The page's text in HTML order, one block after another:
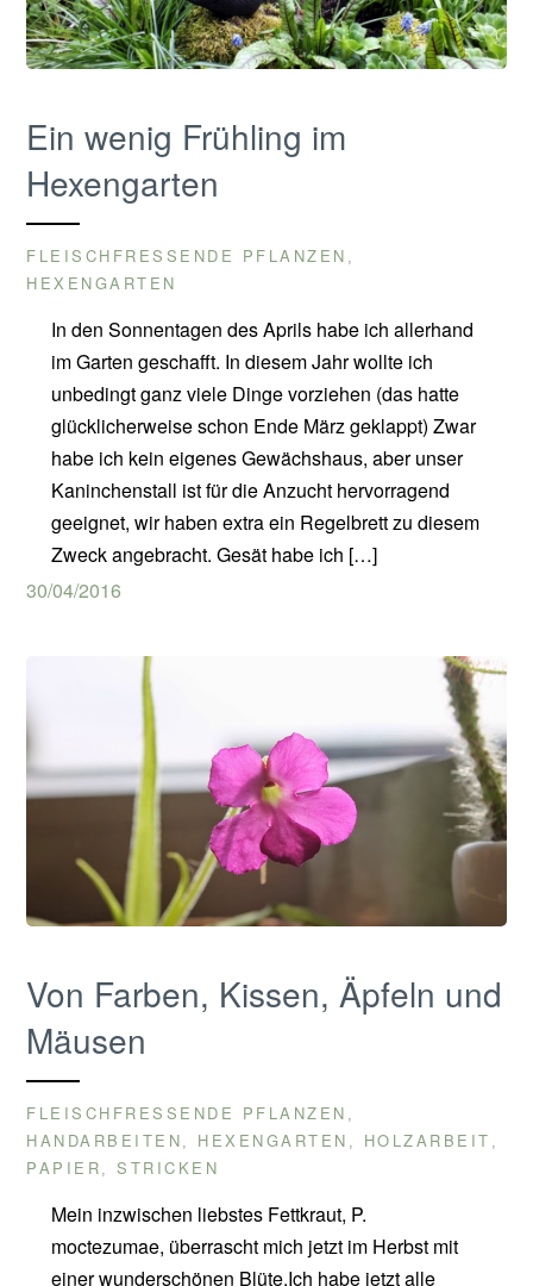
Ein wenig Frühling im
Hexengarten
FLEISCHFRESSENDE PFLANZEN ,
HEXENGARTEN
In den Sonnentagen des Aprils habe ich allerhand
im Garten geschafft. In diesem Jahr wollte ich
unbedingt ganz viele Dinge vorziehen (das hatte
glücklicherweise schon Ende März geklappt) Zwar
habe ich kein eigenes Gewächshaus, aber unser
Kaninchenstall ist für die Anzucht hervorragend
geeignet, wir haben extra ein Regelbrett zu diesem
Zweck angebracht. Gesät habe ich […]
30/04/2016
Von Farben, Kissen, Äpfeln und
Mäusen
FLEISCHFRESSENDE PFLANZEN
HANDARBEITEN HEXENGARTEN HOLZARBEIT
PAPIER ,STRICKEN
Mein inzwischen liebstes Fettkraut, P.
moctezumae, überrascht mich jetzt im Herbst mit
einer wunderschönen Blüte.Ich habe jetzt alle